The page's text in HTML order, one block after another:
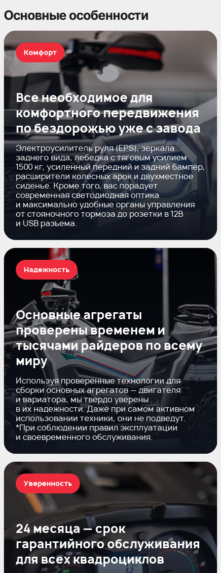
Основные особенности
Все необходимое для
комфортного передвижения
по бездорожью уже с завода
Электроусилитель руля (EPS), зеркала
заднего вида, лебедка с тяговым усилием
1500 кг, усиленный передний и задний бампер,
расширители колесных арок и двухместное
сиденье. Кроме того, вас порадует
современная светодиодная оптика
и максимально удобные органы управления
от стояночного тормоза до розетки в 12В
и USB разъема.
Комфорт
Основные агрегаты
проверены временем и
тысячами райдеров по всему
миру
Используя проверенные технологии для
сборки основных агрегатов — двигателя
и вариатора, мы твердо уверены
в их надежности. Даже при самом активном
использовании техники, они не подведут.
*При соблюдении правил эксплуатации
и своевременного обслуживания.
Надежность
24 месяца — срок
гарантийного обслуживания
для всех квадроциклов
Уверенность